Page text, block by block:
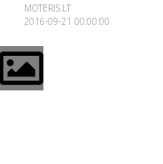
GROŽIS
MOTERIS.LT
2016-09-21 00:00:00